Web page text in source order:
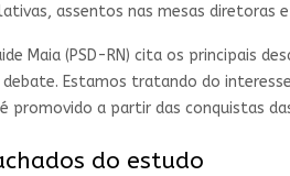
assentos nas mesas diretoras
Maia (PSD-RN) cita os principais
Estamos tratando do
promovido a partir das conquistas
do estudo